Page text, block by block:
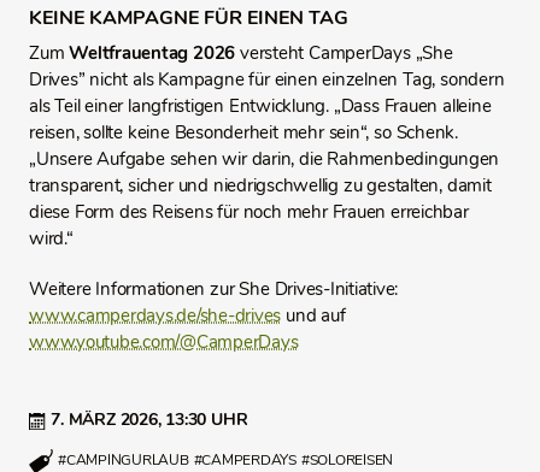
7. MÄRZ 2026, 13:30 UHR
#CAMPINGURLAUB #CAMPERDAYS #SOLOREISEN
KEINE KAMPAGNE FÜR EINEN TAG
ZumWeltfrauentag 2026 versteht CamperDays „She
Drives” nicht als Kampagne für einen einzelnen Tag, sondern
als Teil einer langfristigen Entwicklung. „Dass Frauen alleine
reisen, sollte keine Besonderheit mehr sein“, so Schenk.
„Unsere Aufgabe sehen wir darin, die Rahmenbedingungen
transparent, sicher und niedrigschwellig zu gestalten, damit
diese Form des Reisens für noch mehr Frauen erreichbar
wird.“
Weitere Informationen zur She Drives-Initiative:
www.camperdays.de/she-drives und auf
www.youtube.com/@CamperDays